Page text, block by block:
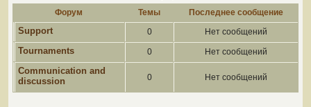
Форум Темы Последнее сообщение
Support 0 Нет сообщений
Tournaments 0 Нет сообщений
Communication and
discussion
0 Нет сообщений